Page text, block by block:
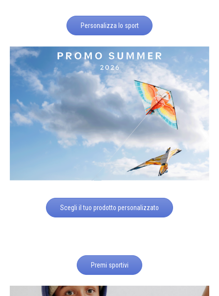
Personalizza lo sport
Scegli il tuo prodotto personalizzato
Premi sportivi